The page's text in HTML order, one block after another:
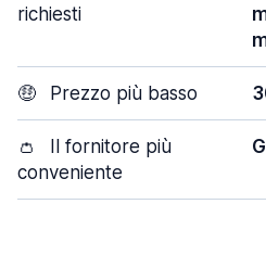
richiesti
🤑 Prezzo più basso
👛
Il fornitore più
conveniente